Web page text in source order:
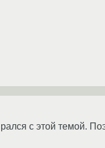
с этой темой.